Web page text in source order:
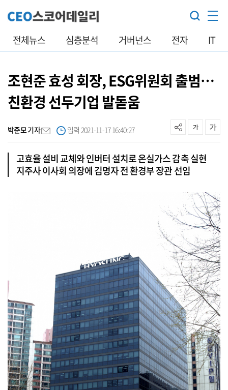
전체뉴스 심층분석 거버넌스 전자 IT
조현준 효성 회장, ESG위원회 출범…
친환경 선두기업 발돋움
박준모 기자 입력 2021-11-17 16:40:27
고효율 설비 교체와 인버터 설치로 온실가스 감축 실현
지주사 이사회 의장에 김명자 전 환경부 장관 선임